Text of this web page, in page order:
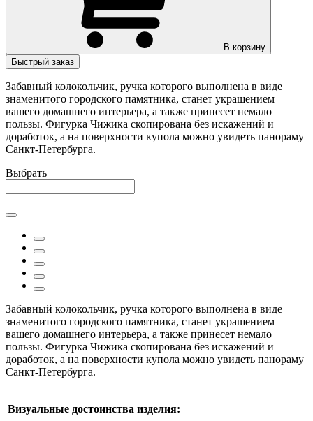
В корзину
Быстрый заказ
Забавный колокольчик, ручка которого выполнена в виде
знаменитого городского памятника, станет украшением
вашего домашнего интерьера, а также принесет немало
пользы. Фигурка Чижика скопирована без искажений и
доработок, а на поверхности купола можно увидеть панораму
Санкт-Петербурга.
Выбрать
Забавный колокольчик, ручка которого выполнена в виде
знаменитого городского памятника, станет украшением
вашего домашнего интерьера, а также принесет немало
пользы. Фигурка Чижика скопирована без искажений и
доработок, а на поверхности купола можно увидеть панораму
Санкт-Петербурга.
Визуальные достоинства изделия: